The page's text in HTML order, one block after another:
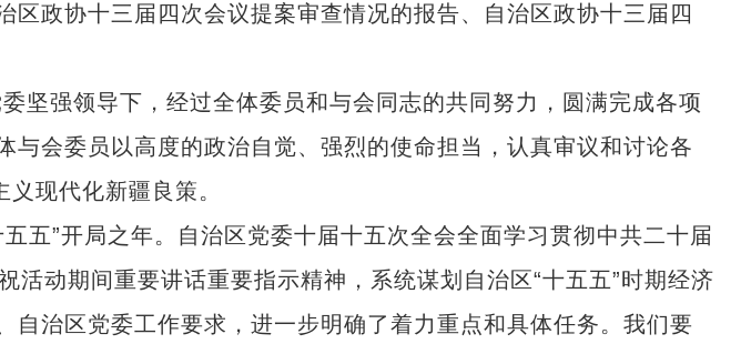
政协十三届四次会议提案审查情况的报告、自治区政协十三届四
强领导下，经过全体委员和与会同志的共同努力，圆满完成各项
会委员以高度的政治自觉、强烈的使命担当，认真审议和讨论各
现代化新疆良策。
”开局之年。自治区党委十届十五次全会全面学习贯彻中共二十届
动期间重要讲话重要指示精神，系统谋划自治区“十五五”时期经济
治区党委工作要求，进一步明确了着力重点和具体任务。我们要